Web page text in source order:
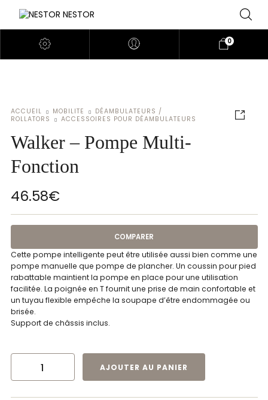
0
ACCUEIL MOBILITE
DÉAMBULATEURS /
ROLLATORS
ACCESSOIRES POUR DÉAMBULATEURS
Walker – Pompe Multi-
Fonction
46.58€
Cette pompe intelligente peut être utilisée aussi bien comme une
pompe manuelle que pompe de plancher. Un coussin pour pied
rabattable maintient la pompe en place pour une utilisation
facilitée. La poignée en T fournit une prise de main confortable et
un tuyau flexible empêche la soupape d’être endommagée ou
brisée.
Support de châssis inclus.
QUANTITÉ DE WALKER - POMPE MULTI-FONCTION
AJOUTER AU PANIER
COMPARER